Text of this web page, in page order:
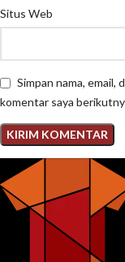
Situs Web
Simpan nama, email,
komentar saya